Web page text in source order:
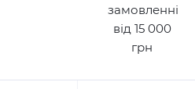
замовленні
від 15 000
грн